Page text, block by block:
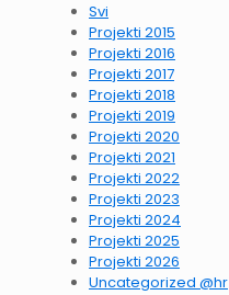
Svi
Projekti 2015
Projekti 2016
Projekti 2017
Projekti 2018
Projekti 2019
Projekti 2020
Projekti 2021
Projekti 2022
Projekti 2023
Projekti 2024
Projekti 2025
Projekti 2026
Uncategorized @hr